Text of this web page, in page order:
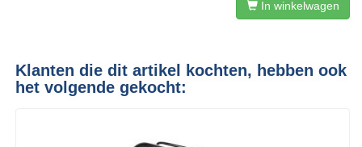
In winkelwagen
Klanten die dit artikel kochten, hebben ook
het volgende gekocht: